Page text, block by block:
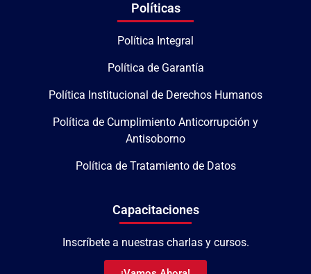
Políticas
Política Integral
Política de Garantía
Política Institucional de Derechos Humanos
Política de Cumplimiento Anticorrupción y
Antisoborno
Política de Tratamiento de Datos
Capacitaciones
Inscríbete a nuestras charlas y cursos.